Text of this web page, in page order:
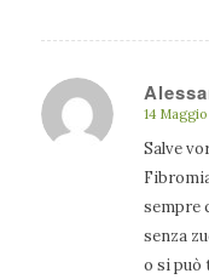
dice:
14 Maggio
Salve
sempre
senza
o si può